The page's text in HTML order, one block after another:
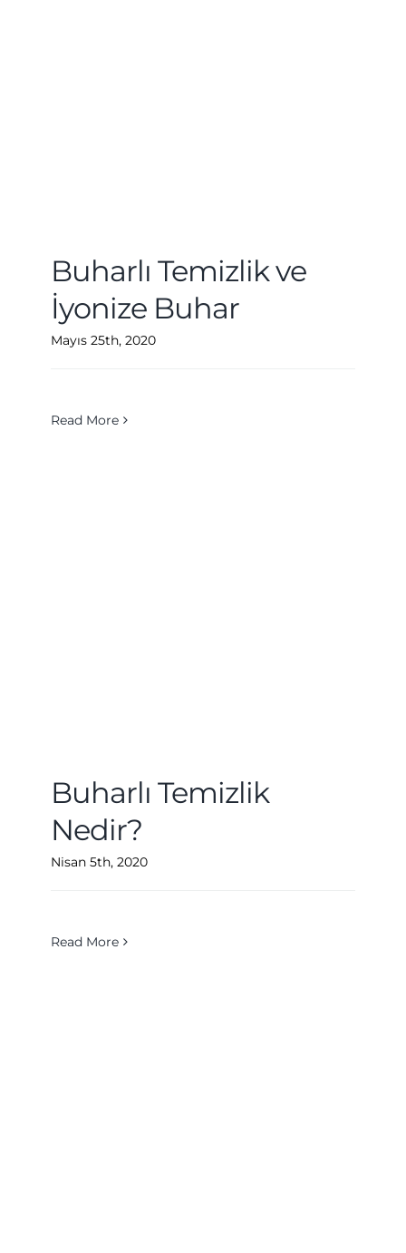
Buharlı Temizlik ve
İyonize Buhar
Mayıs 25th, 2020
Read More
Buharlı Temizlik
Nedir?
Nisan 5th, 2020
Read More